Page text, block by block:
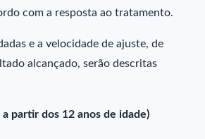
com a resposta ao tratamento.
e a velocidade de ajuste, de
alcançado, serão descritas
a partir dos 12 anos de idade)